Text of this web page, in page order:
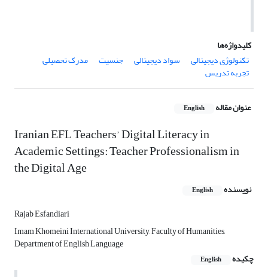
کلیدواژه‌ها
تکنولوژی دیجیتالی
سواد دیجیتالی جنسیت مدرک تحصیلی
تجربه تدریس
عنوان مقاله English
Iranian EFL Teachers’ Digital Literacy in
Academic Settings: Teacher Professionalism in
the Digital Age
نویسنده English
Rajab Esfandiari
Imam Khomeini International University, Faculty of Humanities,
Department of English Language
چکیده
English